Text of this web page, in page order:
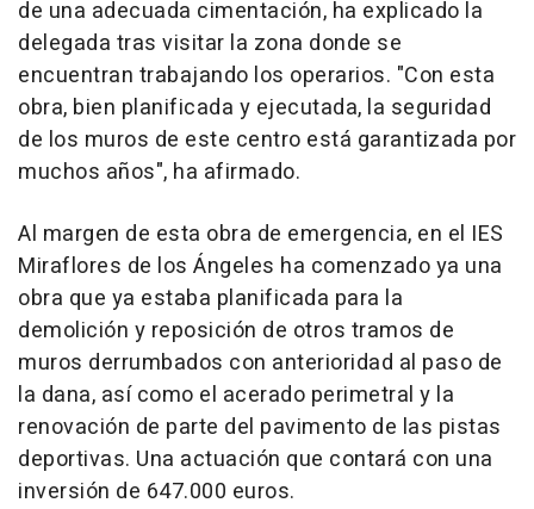
de una adecuada cimentación, ha explicado la
delegada tras visitar la zona donde se
encuentran trabajando los operarios. "Con esta
obra, bien planificada y ejecutada, la seguridad
de los muros de este centro está garantizada por
muchos años", ha afirmado.
Al margen de esta obra de emergencia, en el IES
Miraflores de los Ángeles ha comenzado ya una
obra que ya estaba planificada para la
demolición y reposición de otros tramos de
muros derrumbados con anterioridad al paso de
la dana, así como el acerado perimetral y la
renovación de parte del pavimento de las pistas
deportivas. Una actuación que contará con una
inversión de 647.000 euros.